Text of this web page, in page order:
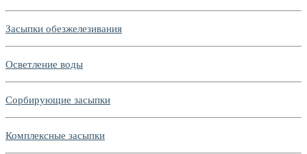
Засыпки обезжелезивания
Осветление воды
Сорбирующие засыпки
Комплексные засыпки